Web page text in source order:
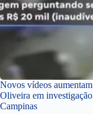
Novos vídeos
Oliveira em
Campinas